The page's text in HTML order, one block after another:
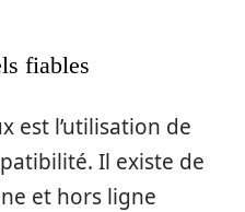
fiables
est l’utilisation de
Il existe de
et hors ligne